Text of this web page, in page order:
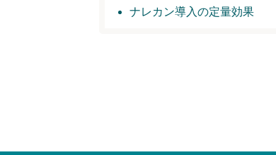
ナレカン導入の定量効果